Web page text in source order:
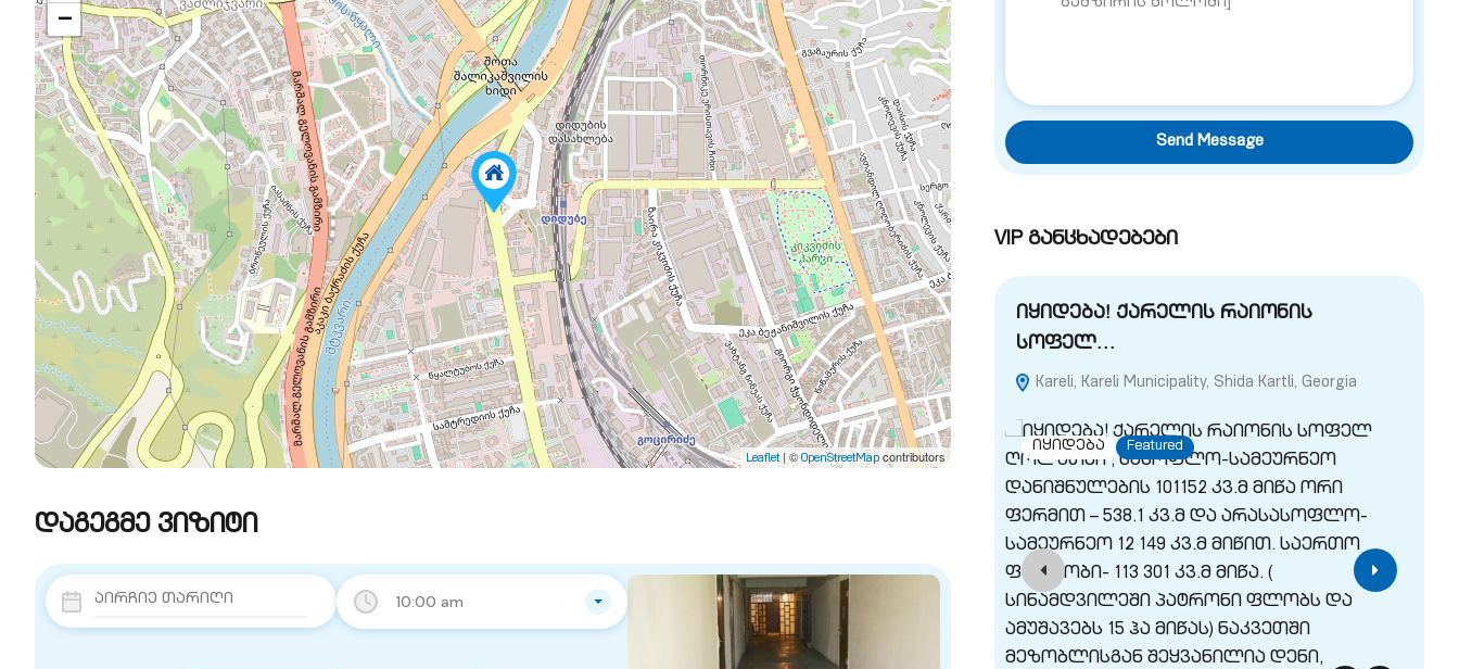
−
Leaflet | ©OpenStreetMap contributors
დაგეგმე ვიზიტი
10:00 am
Send Message
VIP განცხადებები
იყიდება! ქარელის რაიონის
სოფელ…
Kareli, Kareli Municipality, Shida Kartli, Georgia
იყიდება Featured